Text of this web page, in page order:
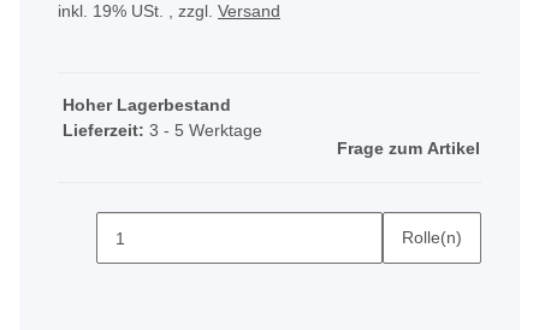
inkl. 19% USt. , zzgl. Versand
Hoher Lagerbestand
Lieferzeit: 3 - 5 Werktage
Frage zum Artikel
Rolle(n)